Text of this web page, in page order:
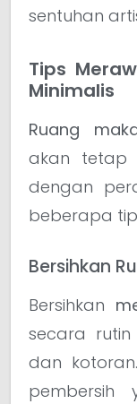
sentuhan
Tips
Minimalis
Ruang
akan tetap
dengan
beberapa
Bersihkan
Bersihkan
secara
dan
pembersih